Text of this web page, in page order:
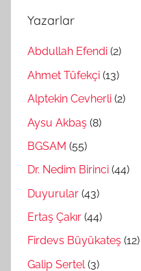
Yazarlar
Abdullah Efendi (2)
Ahmet Tüfekçi (13)
Alptekin Cevherli (2)
Aysu Akbaş (8)
BGSAM (55)
Dr. Nedim Birinci (44)
Duyurular (43)
Ertaş Çakır (44)
Firdevs Büyükateş (12)
Galip Sertel (3)